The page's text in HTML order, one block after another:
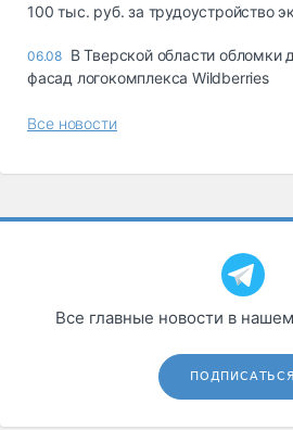
100 тыс. руб. за трудоустройство
06.08 В Тверской области обломки
фасад логокомплекса Wildberries
Все новости
Все главные новости в
ПОДПИСАТЬСЯ